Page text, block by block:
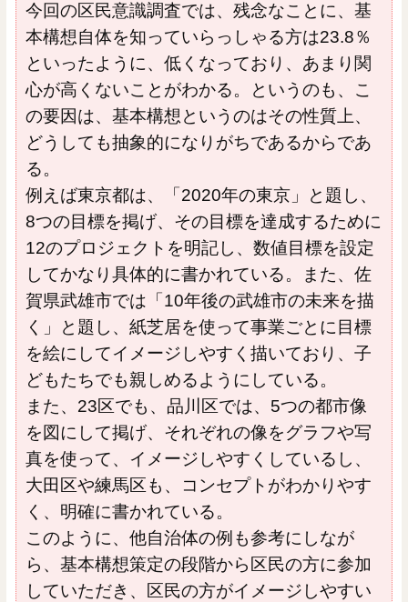
今回の区民意識調査では、残念なことに、基
本構想自体を知っていらっしゃる方は23.8％
といったように、低くなっており、あまり関
心が高くないことがわかる。というのも、こ
の要因は、基本構想というのはその性質上、
どうしても抽象的になりがちであるからであ
る。
例えば東京都は、「2020年の東京」と題し、
8つの目標を掲げ、その目標を達成するために
12のプロジェクトを明記し、数値目標を設定
してかなり具体的に書かれている。また、佐
賀県武雄市では「10年後の武雄市の未来を描
く」と題し、紙芝居を使って事業ごとに目標
を絵にしてイメージしやすく描いており、子
どもたちでも親しめるようにしている。
また、23区でも、品川区では、5つの都市像
を図にして掲げ、それぞれの像をグラフや写
真を使って、イメージしやすくしているし、
大田区や練馬区も、コンセプトがわかりやす
く、明確に書かれている。
このように、他自治体の例も参考にしなが
ら、基本構想策定の段階から区民の方に参加
していただき、区民の方がイメージしやすい